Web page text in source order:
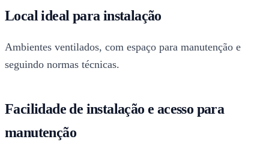
Local ideal para instalação
Ambientes ventilados, com espaço para manutenção e
seguindo normas técnicas.
Facilidade de instalação e acesso para
manutenção